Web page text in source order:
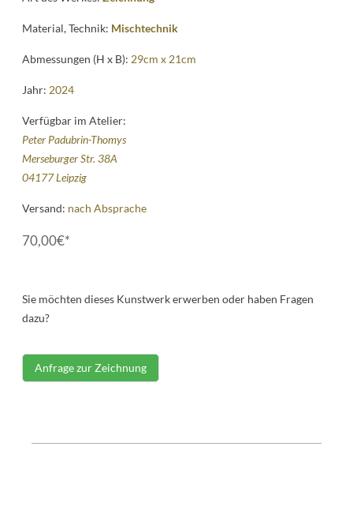
Material, Technik: Mischtechnik
Abmessungen (H x B): 29cm x 21cm
Jahr: 2024
Verfügbar im Atelier:
Peter Padubrin-Thomys
Merseburger Str. 38A
04177 Leipzig
Versand: nach Absprache
70,00€*
Sie möchten dieses Kunstwerk erwerben oder haben Fragen
dazu?
Anfrage zur Zeichnung